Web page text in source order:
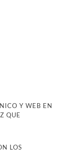
Y WEB EN
QUE
LOS